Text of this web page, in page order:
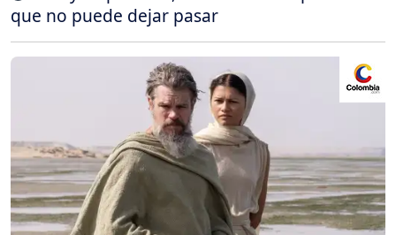
que no puede dejar pasar